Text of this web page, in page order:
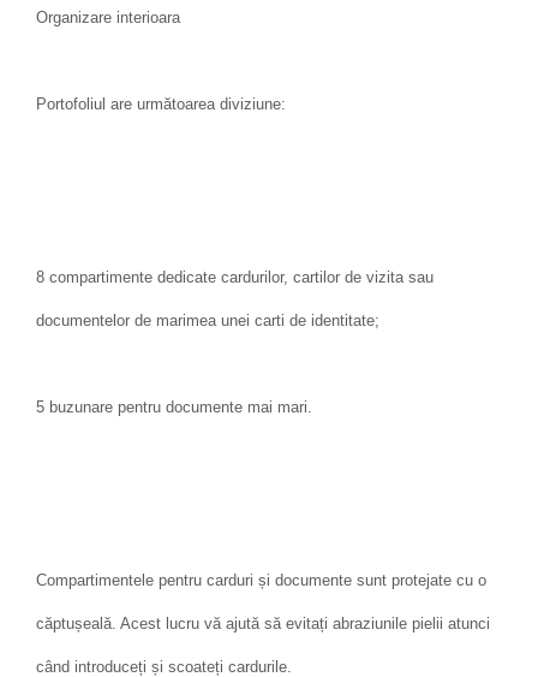
Organizare interioara
Portofoliul are următoarea diviziune:
8 compartimente dedicate cardurilor, cartilor de vizita sau
documentelor de marimea unei carti de identitate;
5 buzunare pentru documente mai mari.
Compartimentele pentru carduri și documente sunt protejate cu o
căptușeală. Acest lucru vă ajută să evitați abraziunile pielii atunci
când introduceți și scoateți cardurile.